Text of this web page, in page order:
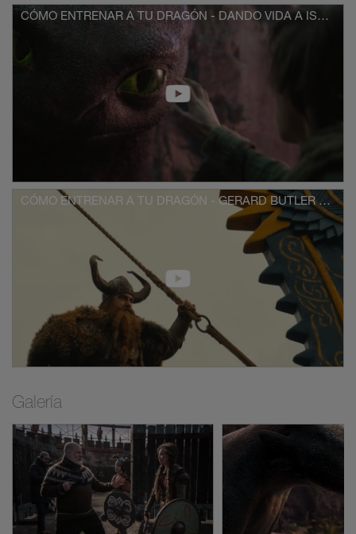
CÓMO ENTRENAR A TU DRAGÓN - DANDO VIDA A ISLA MEMA
CÓMO ENTRENAR A TU DRAGÓN - GERARD BUTLER ES ESTOICO EL VASTO
Galería